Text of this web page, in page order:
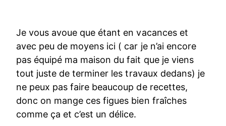
Je vous avoue que étant en vacances et
avec peu de moyens ici ( car je n’ai encore
pas équipé ma maison du fait que je viens
tout juste de terminer les travaux dedans) je
ne peux pas faire beaucoup de recettes,
donc on mange ces figues bien fraîches
comme ça et c’est un délice.